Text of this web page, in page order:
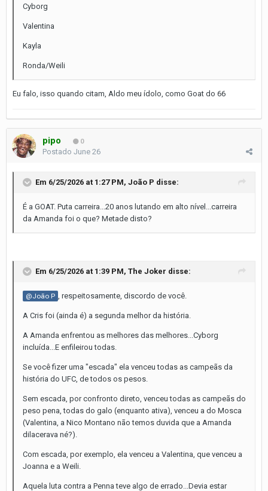
Cyborg
Valentina
Kayla
Ronda/Weili
Eu falo, isso quando citam, Aldo meu ídolo, como Goat do 66
pipo 0
Postado June 26
Em 6/25/2026 at 1:27 PM, João P disse:
É a GOAT. Puta carreira...20 anos lutando em alto nível...carreira
da Amanda foi o que? Metade disto?
Em 6/25/2026 at 1:39 PM, The Joker disse:
@João P , respeitosamente, discordo de você.
A Cris foi (ainda é) a segunda melhor da história.
A Amanda enfrentou as melhores das melhores...Cyborg
incluída...E enfileirou todas.
Se você fizer uma "escada" ela venceu todas as campeãs da
história do UFC, de todos os pesos.
Sem escada, por confronto direto, venceu todas as campeãs do
peso pena, todas do galo (enquanto ativa), venceu a do Mosca
(Valentina, a Nico Montano não temos duvida que a Amanda
dilacerava né?).
Com escada, por exemplo, ela venceu a Valentina, que venceu a
Joanna e a Weili.
Aquela luta contra a Penna teve algo de errado...Devia estar